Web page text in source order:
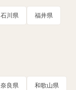
石川県 福井県
奈良県 和歌山県